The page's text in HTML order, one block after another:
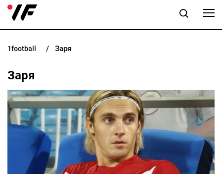
НОВОСТИ
ПРОГНОЗЫ
БУКМЕКЕРЫ
КАЗИНО
РАЗНОЕ
1football Заря
Заря